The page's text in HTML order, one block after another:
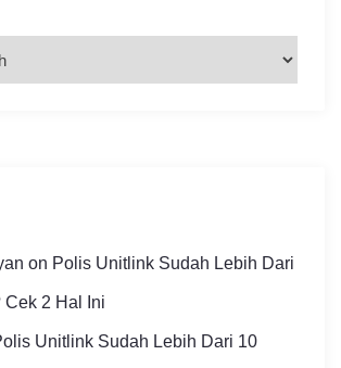
on Polis Unitlink Sudah Lebih Dari
Cek 2 Hal Ini
Unitlink Sudah Lebih Dari 10